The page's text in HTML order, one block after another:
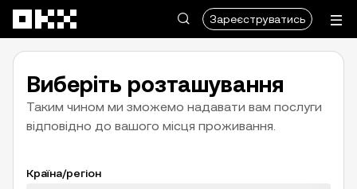
Зареєструватись
Виберіть розташування
Таким чином ми зможемо надавати вам послуги
відповідно до вашого місця проживання.
Країна/регіон